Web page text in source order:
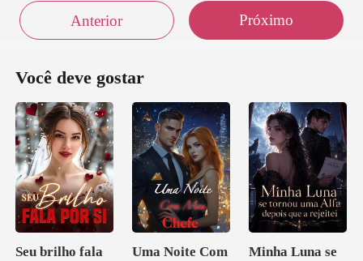
Anterior Próximo
Você deve gostar
Seu brilho fala
Uma Noite Com
Minha Luna se